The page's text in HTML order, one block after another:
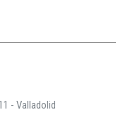
- Valladolid